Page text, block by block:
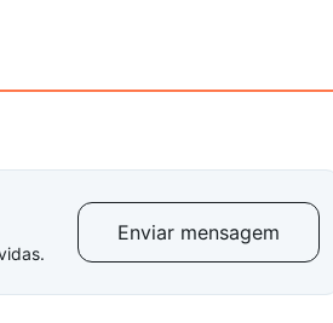
Enviar mensagem